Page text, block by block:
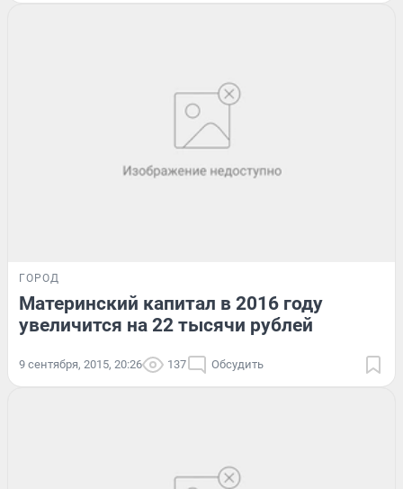
ГОРОД
Материнский капитал в 2016 году
увеличится на 22 тысячи рублей
9 сентября, 2015, 20:26 137 Обсудить